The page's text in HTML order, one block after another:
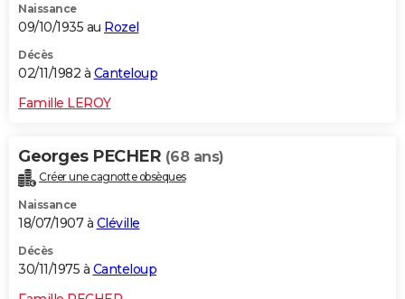
Naissance
09/10/1935 au Rozel
Décès
02/11/1982 à Canteloup
Famille LEROY
Georges PECHER (68 ans)
Créer une cagnotte obsèques
Naissance
18/07/1907 à Cléville
Décès
30/11/1975 à Canteloup